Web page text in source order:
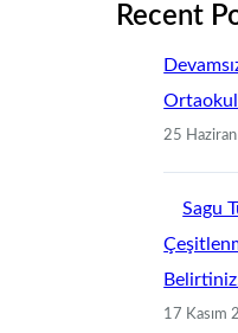
Recent
25
Sagu
17 Kasım